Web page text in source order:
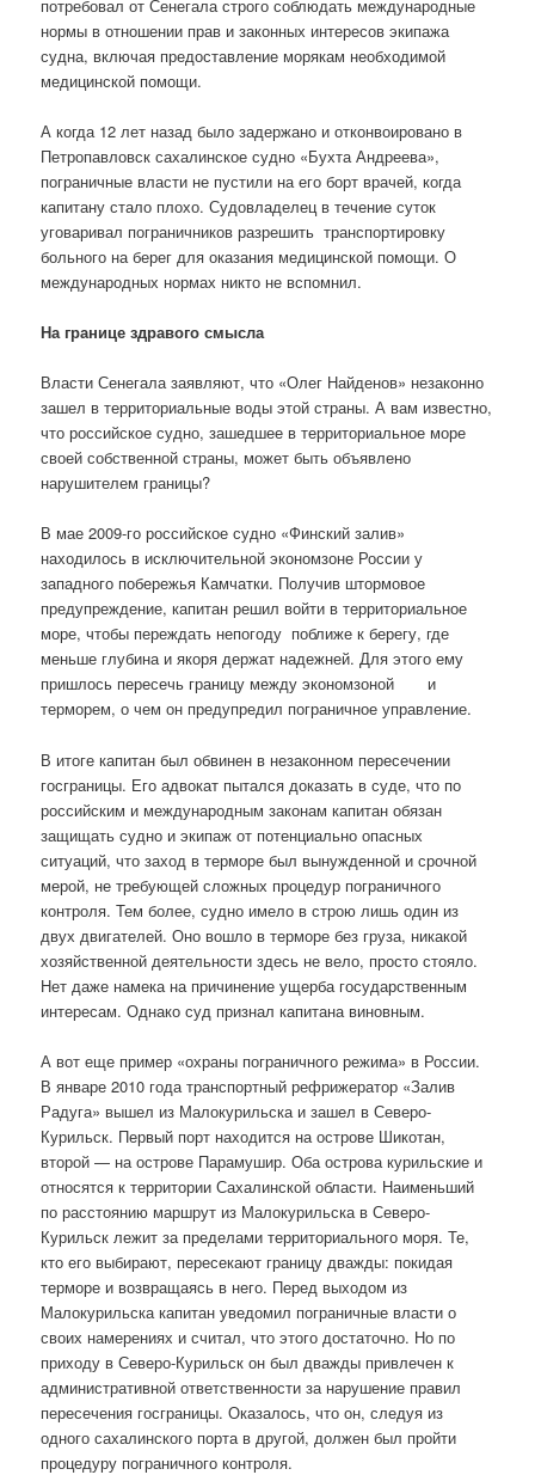
потребовал от Сенегала строго соблюдать международные
нормы в отношении прав и законных интересов экипажа
судна, включая предоставление морякам необходимой
медицинской помощи.
А когда 12 лет назад было задержано и отконвоировано в
Петропавловск сахалинское судно «Бухта Андреева»,
пограничные власти не пустили на его борт врачей, когда
капитану стало плохо. Судовладелец в течение суток
уговаривал пограничников разрешить транспортировку
больного на берег для оказания медицинской помощи. О
международных нормах никто не вспомнил.
На границе здравого смысла
Власти Сенегала заявляют, что «Олег Найденов» незаконно
зашел в территориальные воды этой страны. А вам известно,
что российское судно, зашедшее в территориальное море
своей собственной страны, может быть объявлено
нарушителем границы?
В мае 2009-го российское судно «Финский залив»
находилось в исключительной экономзоне России у
западного побережья Камчатки. Получив штормовое
предупреждение, капитан решил войти в территориальное
море, чтобы переждать непогоду поближе к берегу, где
меньше глубина и якоря держат надежней. Для этого ему
пришлось пересечь границу между экономзоной и
терморем, о чем он предупредил пограничное управление.
В итоге капитан был обвинен в незаконном пересечении
госграницы. Его адвокат пытался доказать в суде, что по
российским и международным законам капитан обязан
защищать судно и экипаж от потенциально опасных
ситуаций, что заход в терморе был вынужденной и срочной
мерой, не требующей сложных процедур пограничного
контроля. Тем более, судно имело в строю лишь один из
двух двигателей. Оно вошло в терморе без груза, никакой
хозяйственной деятельности здесь не вело, просто стояло.
Нет даже намека на причинение ущерба государственным
интересам. Однако суд признал капитана виновным.
А вот еще пример «охраны пограничного режима» в России.
В январе 2010 года транспортный рефрижератор «Залив
Радуга» вышел из Малокурильска и зашел в Северо-
Курильск. Первый порт находится на острове Шикотан,
второй — на острове Парамушир. Оба острова курильские и
относятся к территории Сахалинской области. Наименьший
по расстоянию маршрут из Малокурильска в Северо-
Курильск лежит за пределами территориального моря. Те,
кто его выбирают, пересекают границу дважды: покидая
терморе и возвращаясь в него. Перед выходом из
Малокурильска капитан уведомил пограничные власти о
своих намерениях и считал, что этого достаточно. Но по
приходу в Северо-Курильск он был дважды привлечен к
административной ответственности за нарушение правил
пересечения госграницы. Оказалось, что он, следуя из
одного сахалинского порта в другой, должен был пройти
процедуру пограничного контроля.